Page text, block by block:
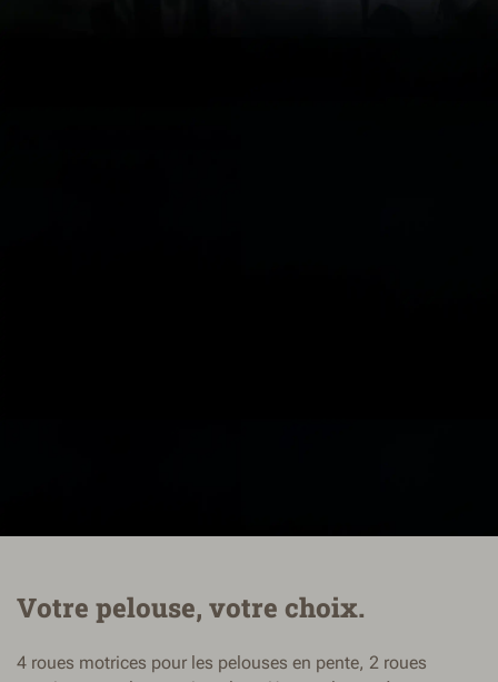
Votre pelouse, votre choix.
4 roues motrices pour les pelouses en pente, 2 roues